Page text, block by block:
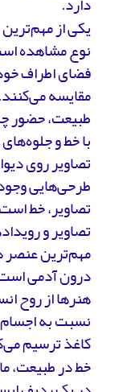
یکی از
نوع مشاهده
فضای اطراف
مقایسه
طبیعت، حضور
با خط و
تصاویر روی
طرحی‌هایی
تصاویر، خط
تصاویر و
مهم‌ترین عنصر
درون آدمی
هنرها از روح
نسبت به
کاغذ ترسیم
خط در طبیعت،